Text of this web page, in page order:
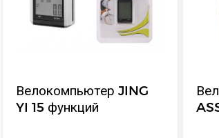
Велокомпьютер JING
YI 15 функций